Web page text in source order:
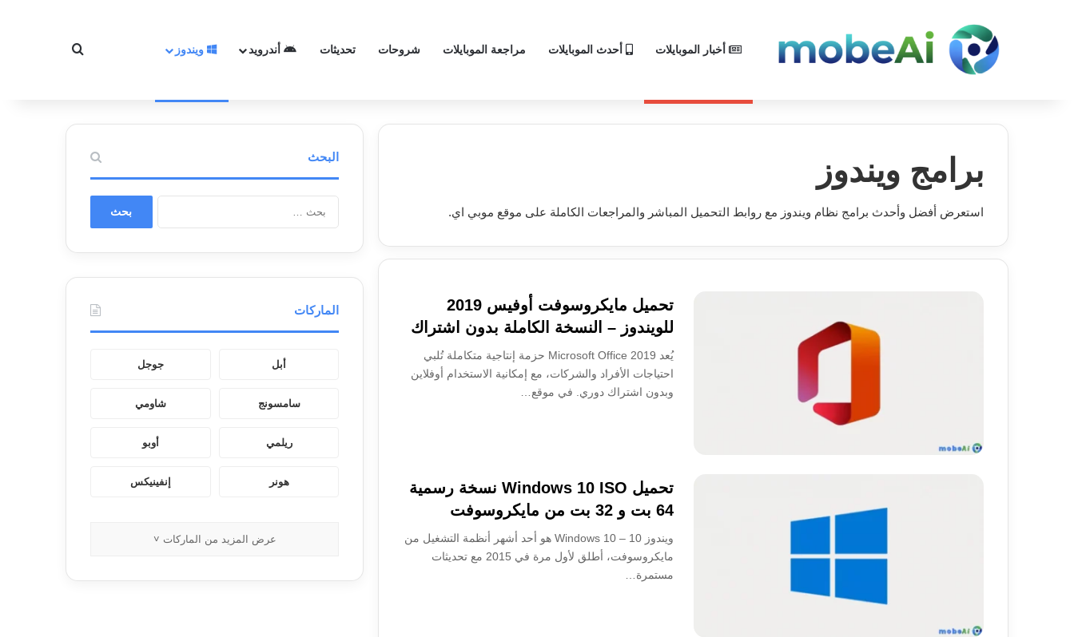
أخبار الموبايلات أحدث الموبايلات مراجعة الموبايلات شروحات تحديثات أندرويد ويندوز
برامج ويندوز
استعرض أفضل وأحدث برامج نظام ويندوز مع روابط التحميل المباشر والمراجعات الكاملة على موقع موبي اي.
تحميل مايكروسوفت أوفيس 2019
للويندوز – النسخة الكاملة بدون اشتراك
يُعد Microsoft Office 2019 حزمة إنتاجية متكاملة تُلبي
احتياجات الأفراد والشركات، مع إمكانية الاستخدام أوفلاين
وبدون اشتراك دوري. في موقع…
تحميل Windows 10 ISO نسخة رسمية
64 بت و 32 بت من مايكروسوفت
ويندوز 10 – Windows 10 هو أحد أشهر أنظمة التشغيل من
مايكروسوفت، أطلق لأول مرة في 2015 مع تحديثات
مستمرة…
البحث
ح
الماركات
أبل جوجل
سامسونج شاومي
ريلمي أوبو
هونر إنفينيكس
عرض المزيد من الماركات ˅